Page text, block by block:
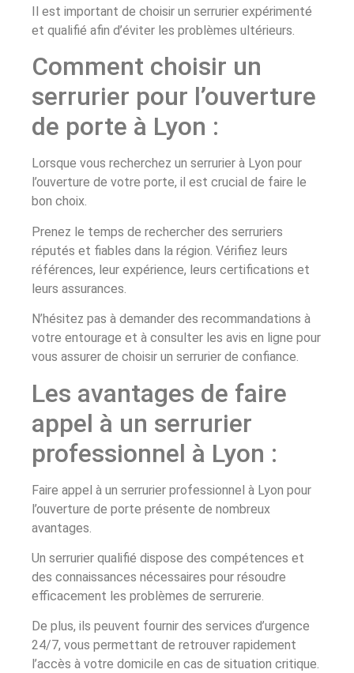
Il est important de choisir un serrurier expérimenté
et qualifié afin d’éviter les problèmes ultérieurs.
Comment choisir un
serrurier pour l’ouverture
de porte à Lyon :
Lorsque vous recherchez un serrurier à Lyon pour
l’ouverture de votre porte, il est crucial de faire le
bon choix.
Prenez le temps de rechercher des serruriers
réputés et fiables dans la région. Vérifiez leurs
références, leur expérience, leurs certifications et
leurs assurances.
N’hésitez pas à demander des recommandations à
votre entourage et à consulter les avis en ligne pour
vous assurer de choisir un serrurier de confiance.
Les avantages de faire
appel à un serrurier
professionnel à Lyon :
Faire appel à un serrurier professionnel à Lyon pour
l’ouverture de porte présente de nombreux
avantages.
Un serrurier qualifié dispose des compétences et
des connaissances nécessaires pour résoudre
efficacement les problèmes de serrurerie.
De plus, ils peuvent fournir des services d’urgence
24/7, vous permettant de retrouver rapidement
l’accès à votre domicile en cas de situation critique.